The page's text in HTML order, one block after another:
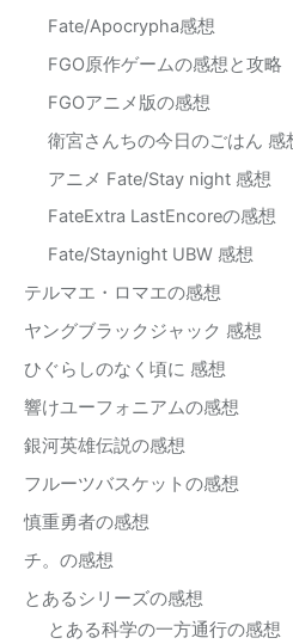
Fate/Apocrypha感想
FGO原作ゲームの感想と攻略
FGOアニメ版の感想
衛宮さんちの今日のごはん 感
アニメ Fate/Stay night 感想
FateExtra LastEncoreの感想
Fate/Staynight UBW 感想
テルマエ・ロマエの感想
ヤングブラックジャック 感想
ひぐらしのなく頃に 感想
響けユーフォニアムの感想
銀河英雄伝説の感想
フルーツバスケットの感想
慎重勇者の感想
チ。の感想
とあるシリーズの感想
とある科学の一方通行の感想